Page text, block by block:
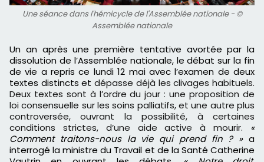
Une séance dans l'hémicycle de l'Assemblée nationale - ©
Assemblée nationale
Un an après une première tentative avortée par la
dissolution de l’Assemblée nationale, le débat sur la fin
de vie a repris ce lundi 12 mai avec l’examen de deux
textes distincts etdépasse déjà les clivages habituels.
Deux textes sont à l’ordre du jour : une proposition de
loi consensuelle sur les soins palliatifs, et une autre plus
controversée, ouvrant la possibilité, à certaines
conditions strictes, d’une aide active à mourir.
«
Comment traitons-nous la vie qui prend fin ? »a
interrogé la ministre du Travail et de la Santé Catherine